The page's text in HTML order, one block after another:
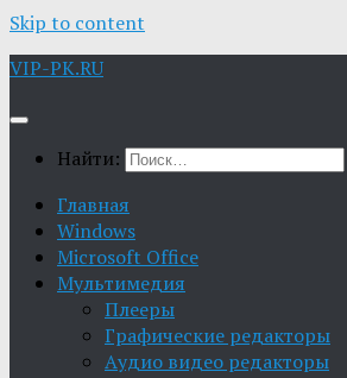
Skip to content
VIP-PK.RU
Найти:
Главная
Windows
Microsoft Office
Мультимедия
Плееры
Графические редакторы
Aудио видео редакторы